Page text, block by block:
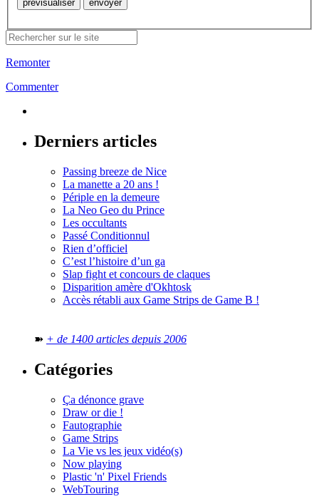
Remonter
Commenter
Derniers articles
Passing breeze de Nice
La manette a 20 ans !
Périple en la demeure
La Neo Geo du Prince
Les occultants
Passé Conditionnul
Rien d’officiel
C’est l’histoire d’un ga
Slap fight et concours de claques
Disparition amère d'Okhtosk
Accès rétabli aux Game Strips de Game B !
➽ + de 1400 articles depuis 2006
Catégories
Ça dénonce grave
Draw or die !
Fautographie
Game Strips
La Vie vs les jeux vidéo(s)
Now playing
Plastic 'n' Pixel Friends
WebTouring